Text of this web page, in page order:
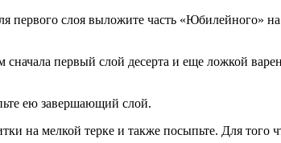
первого слоя выложите часть «Юбилейного»
первый слой десерта и еще ложкой
ею завершающий слой.
на мелкой терке и также посыпьте. Для того